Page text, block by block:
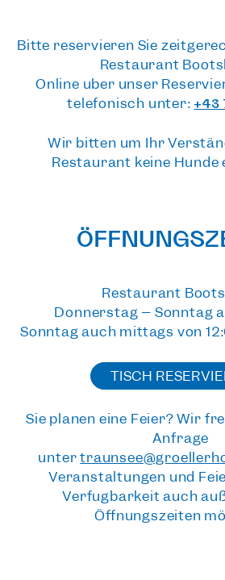
Bitte reservieren Sie
Restaurant
Online über unser
telefonisch unter:+43
Wir bitten um Ihr
Restaurant keine Hunde
Restaurant
Donnerstag – Sonntag
Sonntag auch mittags von
TISCH
Sie planen eine Feier?Wir
Anfrage
unter
Veranstaltungen und
Verfügbarkeit auch
Öffnungszeiten